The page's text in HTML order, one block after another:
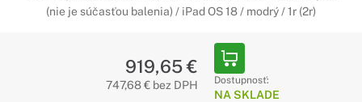
(nie je súčasťou balenia) / iPad OS 18 / modrý / 1r (2r)
919,65 €
747,68 € bez DPH Dostupnosť:
NA SKLADE